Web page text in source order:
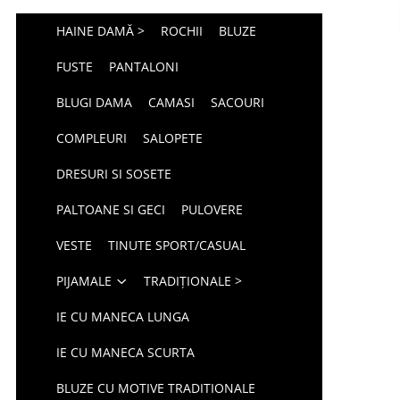
HAINE DAMĂ > ROCHII BLUZE
FUSTE PANTALONI
BLUGI DAMA CAMASI SACOURI
COMPLEURI SALOPETE
DRESURI SI SOSETE
PALTOANE SI GECI PULOVERE
VESTE TINUTE SPORT/CASUAL
PIJAMALE TRADIȚIONALE >
IE CU MANECA LUNGA
IE CU MANECA SCURTA
BLUZE CU MOTIVE TRADITIONALE